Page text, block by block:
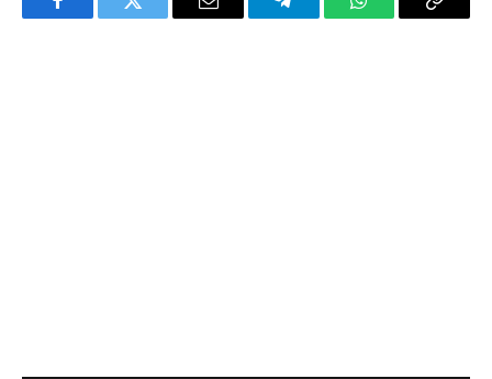
FacebookTwitter Email TelegramWhatsAppCopy